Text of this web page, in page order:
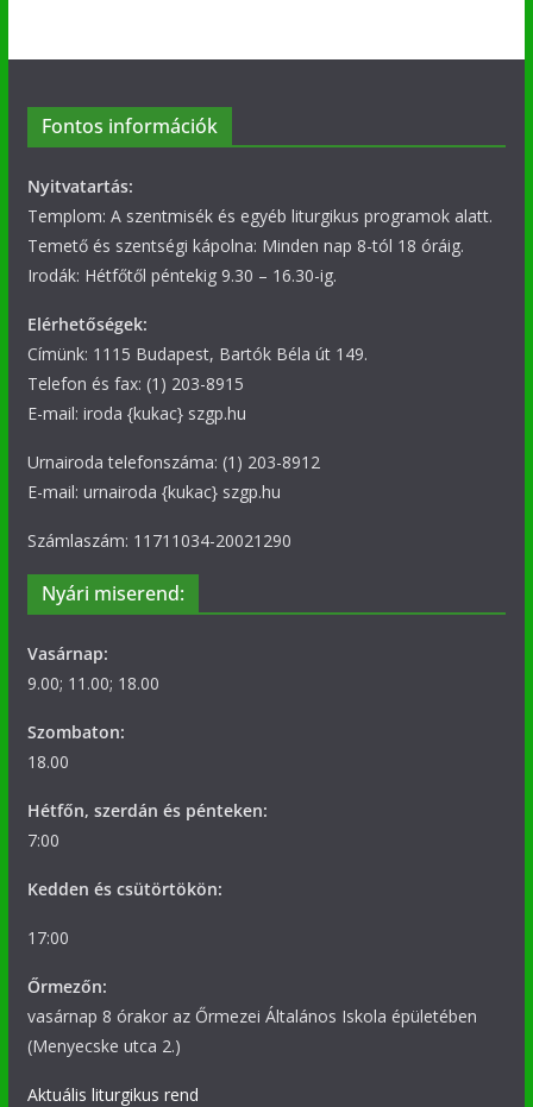
Fontos információk
Nyitvatartás:
Templom: A szentmisék és egyéb liturgikus programok alatt.
Temető és szentségi kápolna: Minden nap 8-tól 18 óráig.
Irodák: Hétfőtől péntekig 9.30 – 16.30-ig.
Elérhetőségek:
Címünk: 1115 Budapest, Bartók Béla út 149.
Telefon és fax: (1) 203-8915
E-mail: iroda {kukac} szgp.hu
Urnairoda telefonszáma: (1) 203-8912
E-mail: urnairoda {kukac} szgp.hu
Számlaszám: 11711034-20021290
Nyári miserend:
Vasárnap:
9.00; 11.00; 18.00
Szombaton:
18.00
Hétfőn, szerdán és pénteken:
7:00
Kedden és csütörtökön:
17:00
Őrmezőn:
vasárnap 8 órakor az Őrmezei Általános Iskola épületében
(Menyecske utca 2.)
Aktuális liturgikus rend